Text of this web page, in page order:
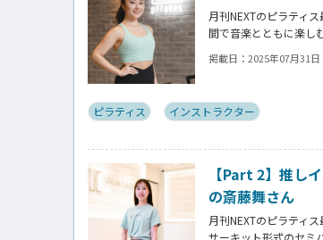
月刊NEXTのピラティ
間で音楽とともに楽し
ーナー・Mizukiさん
密に迫る！
掲載日： 2025年07月31日
ピラティス インストラクター
【Part 2】推し
の斎藤舞さん
月刊NEXTのピラティ
サーキット形式のセミ